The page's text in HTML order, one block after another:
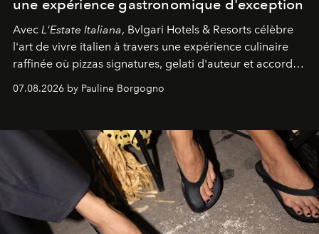
une expérience gastronomique d'exception
Avec L'Estate Italiana, Bvlgari Hotels & Resorts célèbre
l'art de vivre italien à travers une expérience culinaire
raffinée où pizzas signatures, gelati d'auteur et accords
07.08.2026 by Pauline Borgogno